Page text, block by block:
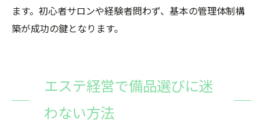
ます。初心者サロンや経験者問わず、基本の管理体制構
築が成功の鍵となります。
エステ経営で備品選びに迷
わない方法